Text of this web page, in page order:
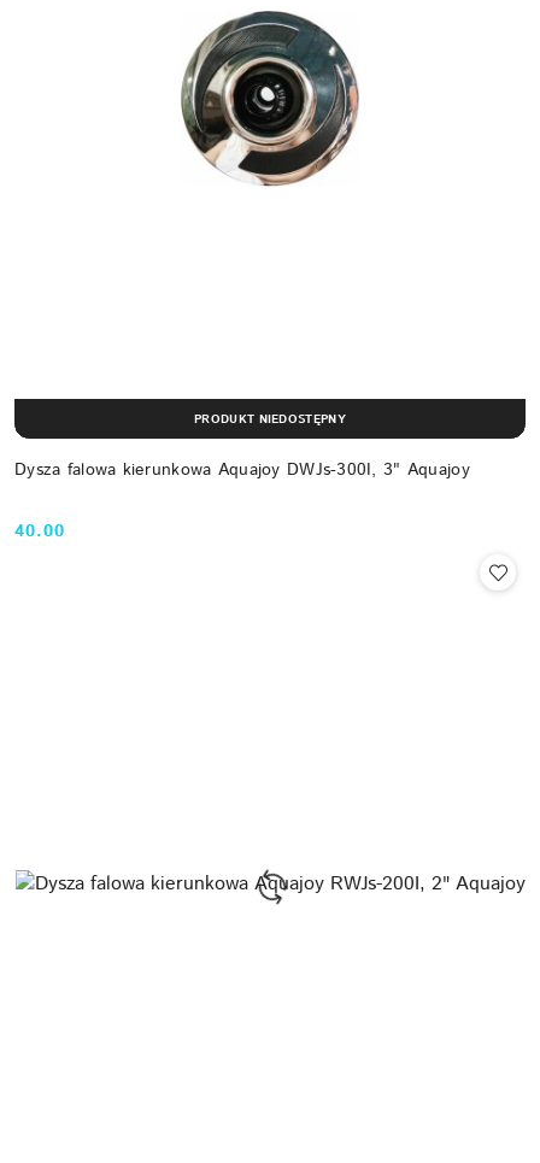
Dysza falowa kierunkowa Aquajoy DWJs-300I, 3" Aquajoy
Cena:
40.00
PRODUKT NIEDOSTĘPNY